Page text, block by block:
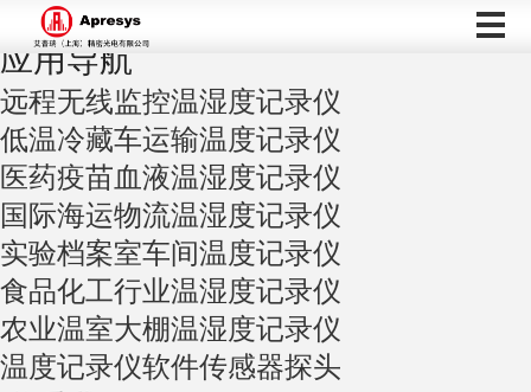
当前位置：首页>合作案例>
应用导航
远程无线监控温湿度记录仪
低温冷藏车运输温度记录仪
医药疫苗血液温湿度记录仪
国际海运物流温湿度记录仪
实验档案室车间温度记录仪
食品化工行业温湿度记录仪
农业温室大棚温湿度记录仪
温度记录仪软件传感器探头